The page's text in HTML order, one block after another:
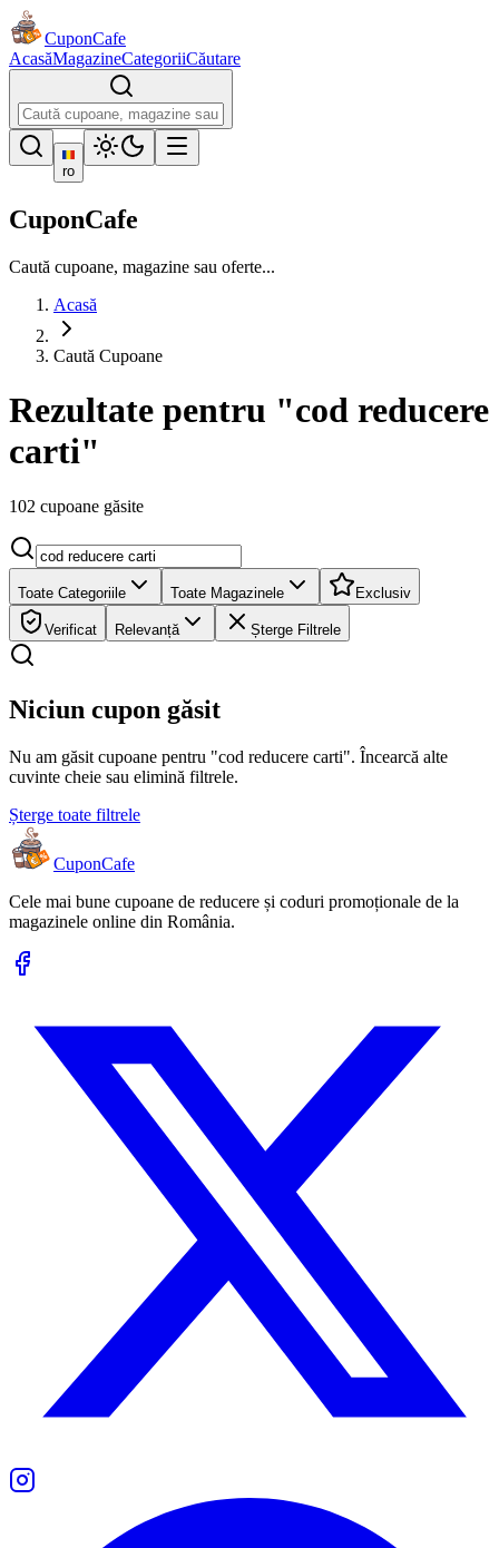
CuponCafe
AcasăMagazineCategoriiCăutare
ro
CuponCafe
Caută cupoane, magazine sau oferte...
Acasă
Caută Cupoane
Rezultate pentru "cod reducere
carti"
102 cupoane găsite
Toate Categoriile Toate Magazinele Exclusiv
Verificat Relevanță Șterge Filtrele
Niciun cupon găsit
Nu am găsit cupoane pentru "cod reducere carti". Încearcă alte
cuvinte cheie sau elimină filtrele.
Șterge toate filtrele
CuponCafe
Cele mai bune cupoane de reducere și coduri promoționale de la
magazinele online din România.